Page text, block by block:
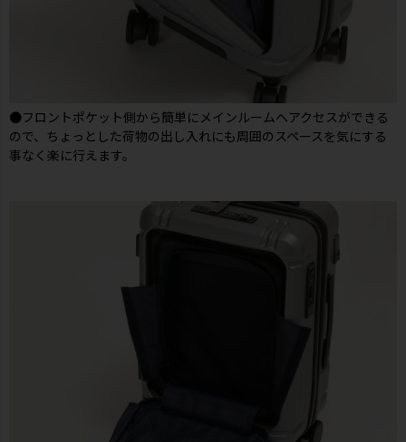
●フロントポケット側から簡単にメインルームへアクセスができる
ので、ちょっとした荷物の出し入れにも周囲のスペースを気にする
事なく楽に行えます。